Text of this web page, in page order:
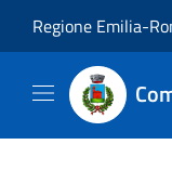
Regione Emilia-